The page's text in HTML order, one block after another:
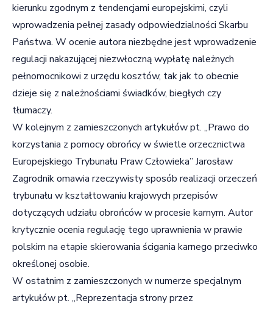
kierunku zgodnym z tendencjami europejskimi, czyli
wprowadzenia pełnej zasady odpowiedzialności Skarbu
Państwa. W ocenie autora niezbędne jest wprowadzenie
regulacji nakazującej niezwłoczną wypłatę należnych
pełnomocnikowi z urzędu kosztów, tak jak to obecnie
dzieje się z należnościami świadków, biegłych czy
tłumaczy.
W kolejnym z zamieszczonych artykułów pt. „Prawo do
korzystania z pomocy obrońcy w świetle orzecznictwa
Europejskiego Trybunału Praw Człowieka” Jarosław
Zagrodnik omawia rzeczywisty sposób realizacji orzeczeń
trybunału w kształtowaniu krajowych przepisów
dotyczących udziału obrońców w procesie karnym. Autor
krytycznie ocenia regulację tego uprawnienia w prawie
polskim na etapie skierowania ścigania karnego przeciwko
określonej osobie.
W ostatnim z zamieszczonych w numerze specjalnym
artykułów pt. „Reprezentacja strony przez